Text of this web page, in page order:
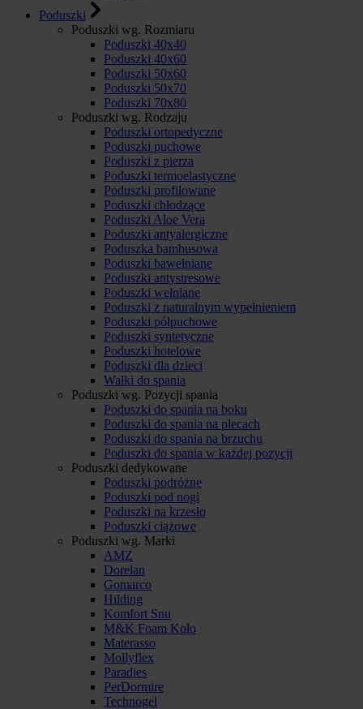
Poduszki
Poduszki wg. Rozmiaru
Poduszki 40x40
Poduszki 40x60
Poduszki 50x60
Poduszki 50x70
Poduszki 70x80
Poduszki wg. Rodzaju
Poduszki ortopedyczne
Poduszki puchowe
Poduszki z pierza
Poduszki termoelastyczne
Poduszki profilowane
Poduszki chłodzące
Poduszki Aloe Vera
Poduszki antyalergiczne
Poduszka bambusowa
Poduszki bawełniane
Poduszki antystresowe
Poduszki wełniane
Poduszki z naturalnym wypełnieniem
Poduszki półpuchowe
Poduszki syntetyczne
Poduszki hotelowe
Poduszki dla dzieci
Wałki do spania
Poduszki wg. Pozycji spania
Poduszki do spania na boku
Poduszki do spania na plecach
Poduszki do spania na brzuchu
Poduszki do spania w każdej pozycji
Poduszki dedykowane
Poduszki podróżne
Poduszki pod nogi
Poduszki na krzesło
Poduszki ciążowe
Poduszki wg. Marki
AMZ
Dorelan
Gomarco
Hilding
Komfort Snu
M&K Foam Koło
Materasso
Mollyflex
Paradies
PerDormire
Technogel